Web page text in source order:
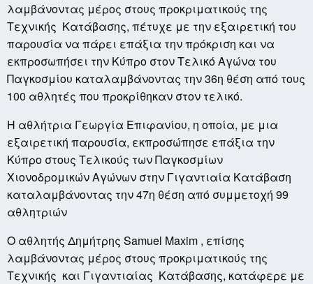
λαμβάνοντας μέρος στους προκριματικούς της
Τεχνικής Κατάβασης, πέτυχε με την εξαιρετική του
παρουσία να πάρει επάξια την πρόκριση και να
εκπροσωπήσει την Κύπρο στον Τελικό Αγώνα του
Παγκοσμίου καταλαμβάνοντας την 36η θέση από τους
100 αθλητές που προκρίθηκαν στον τελικό.
Η αθλήτρια Γεωργία Επιφανίου, η οποία, με μια
εξαιρετική παρουσία, εκπροσώπησε επάξια την
Κύπρο στους Τελικούς των Παγκοσμίων
Χιονοδρομικών Αγώνων στην Γιγαντιαία Κατάβαση
καταλαμβάνοντας την 47η θέση από συμμετοχή 99
αθλητριών
Ο αθλητής Δημήτρης Samuel Maxim , επίσης
λαμβάνοντας μέρος στους προκριματικούς της
Τεχνικής και Γιγαντιαίας Κατάβασης, κατάφερε με